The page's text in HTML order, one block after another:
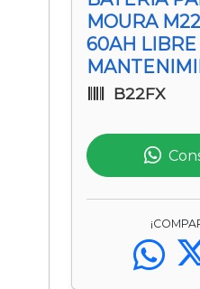
MOURA
60AH LIBRE
B22FX